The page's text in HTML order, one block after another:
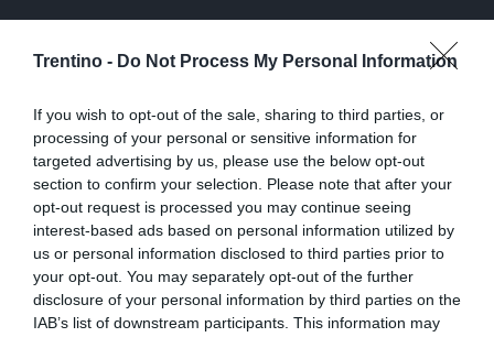
Trentino - Do Not Process My Personal Information
If you wish to opt-out of the sale, sharing to third parties, or
processing of your personal or sensitive information for
targeted advertising by us, please use the below opt-out
section to confirm your selection. Please note that after your
opt-out request is processed you may continue seeing
interest-based ads based on personal information utilized by
us or personal information disclosed to third parties prior to
your opt-out. You may separately opt-out of the further
disclosure of your personal information by third parties on the
IAB’s list of downstream participants. This information may
©RIPRODUZIONE RISERVATA
Condividi
questo
articolo
su
Whatsapp
Condividi
questo
articolo
su
Telegram
TwitterCondividi
Mail
Tags
Alcolismo Reati